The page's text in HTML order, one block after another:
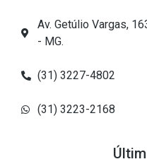
Av. Getúlio Vargas,
- MG.
(31) 3227-4802
(31) 3223-2168